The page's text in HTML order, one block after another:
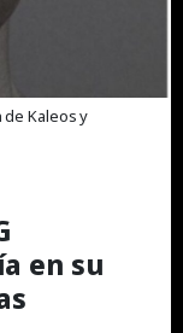
de Kaleos y
en su